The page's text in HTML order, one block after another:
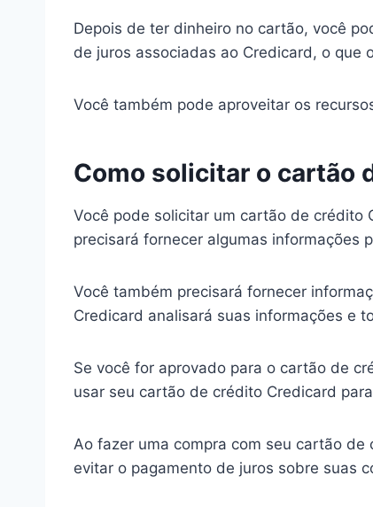
Depois de ter dinheiro no cartão, você
de juros associadas ao Credicard, o que
Você também pode aproveitar os
Como solicitar o cartão
Você pode solicitar um cartão de crédito
precisará fornecer algumas informações
Você também precisará fornecer
Credicard analisará suas informações e
Se você for aprovado para o cartão de
usar seu cartão de crédito Credicard
Ao fazer uma compra com seu cartão de
evitar o pagamento de juros sobre suas